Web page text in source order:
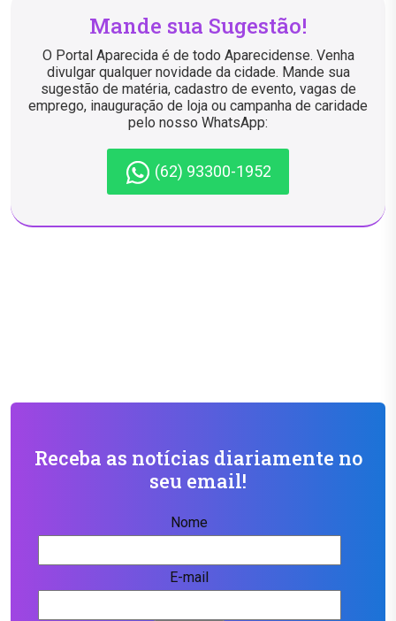
Mande sua Sugestão!
O Portal Aparecida é de todo Aparecidense. Venha
divulgar qualquer novidade da cidade. Mande sua
sugestão de matéria, cadastro de evento, vagas de
emprego, inauguração de loja ou campanha de caridade
pelo nosso WhatsApp:
(62) 93300-1952
Receba as notícias diariamente no
seu email!
Nome
E-mail